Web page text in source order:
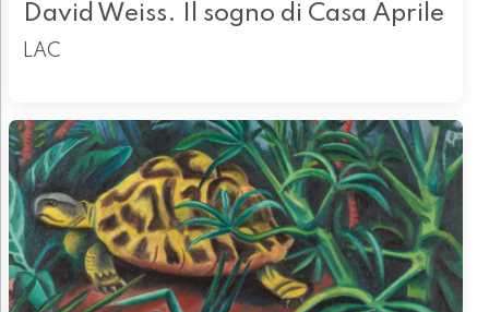
David Weiss. Il sogno di Casa Aprile
LAC